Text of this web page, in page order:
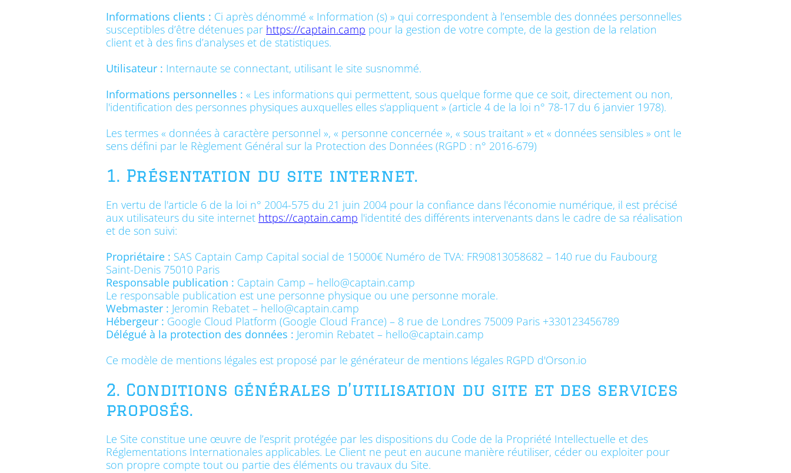
Informations clients : Ci après dénommé « Information (s) » qui correspondent à l’ensemble des données personnelles
susceptibles d’être détenues par https://captain.camp pour la gestion de votre compte, de la gestion de la relation
client et à des fins d’analyses et de statistiques.
Utilisateur : Internaute se connectant, utilisant le site susnommé.
Informations personnelles : « Les informations qui permettent, sous quelque forme que ce soit, directement ou non,
l'identification des personnes physiques auxquelles elles s'appliquent » (article 4 de la loi n° 78-17 du 6 janvier 1978).
Les termes « données à caractère personnel », « personne concernée », « sous traitant » et « données sensibles » ont le
sens défini par le Règlement Général sur la Protection des Données (RGPD : n° 2016-679)
1. Présentation du site internet.
En vertu de l'article 6 de la loi n° 2004-575 du 21 juin 2004 pour la confiance dans l'économie numérique, il est précisé
aux utilisateurs du site internet https://captain.camp l'identité des différents intervenants dans le cadre de sa réalisation
et de son suivi:
Propriétaire : SAS Captain Camp Capital social de 15000€ Numéro de TVA: FR90813058682 – 140 rue du Faubourg
Saint-Denis 75010 Paris
Responsable publication : Captain Camp – hello@captain.camp
Le responsable publication est une personne physique ou une personne morale.
Webmaster : Jeromin Rebatet – hello@captain.camp
Hébergeur : Google Cloud Platform (Google Cloud France) – 8 rue de Londres 75009 Paris +330123456789
Délégué à la protection des données : Jeromin Rebatet – hello@captain.camp
Ce modèle de mentions légales est proposé par le générateur de mentions légales RGPD d'Orson.io
2. Conditions générales d’utilisation du site et des services
proposés.
Le Site constitue une œuvre de l’esprit protégée par les dispositions du Code de la Propriété Intellectuelle et des
Réglementations Internationales applicables. Le Client ne peut en aucune manière réutiliser, céder ou exploiter pour
son propre compte tout ou partie des éléments ou travaux du Site.